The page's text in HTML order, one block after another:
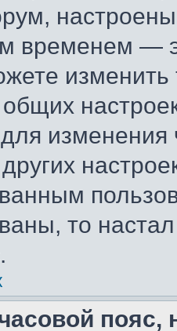
настроены
временем —
изменить
общих
изменения
то
пояс,